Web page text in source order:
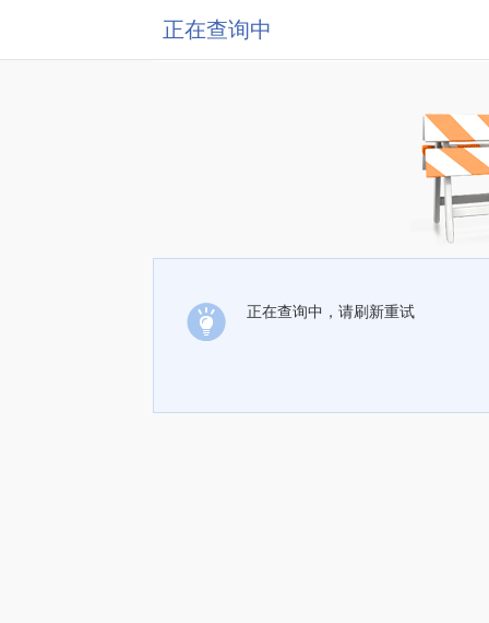
正在查询中
正在查询中，请刷新重试